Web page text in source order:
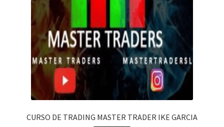
CURSO DE TRADING MASTER TRADER IKE GARCIA